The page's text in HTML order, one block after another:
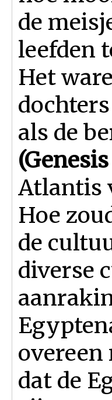
de
leefden
Het
als de
Atlantis
Hoe
de
diverse
overeen
dat de